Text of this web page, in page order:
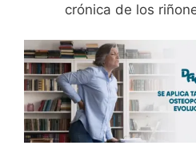
crónica de los